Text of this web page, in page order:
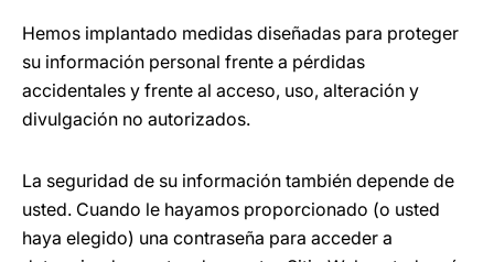
Hemos implantado medidas diseñadas para proteger
su información personal frente a pérdidas
accidentales y frente al acceso, uso, alteración y
divulgación no autorizados.
La seguridad de su información también depende de
usted. Cuando le hayamos proporcionado (o usted
haya elegido) una contraseña para acceder a